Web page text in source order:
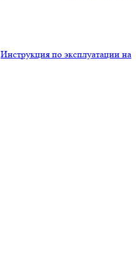
Инструкция по эксплуатации на